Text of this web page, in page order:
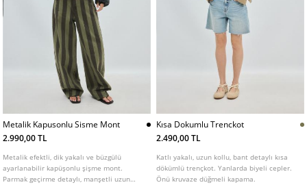
Metalik Kapusonlu Sisme Mont
2.990,00 TL
Metalik efektli, dik yakalı ve büzgülü
ayarlanabilir kapüşonlu şişme mont.
Parmak geçirme detaylı, manşetli uzun
Kısa Dokumlu Trenckot
2.490,00 TL
Katlı yakalı, uzun kollu, bant detaylı kısa
dökümlü trençkot. Yanlarda biyeli cepler.
Önü kruvaze düğmeli kapama.